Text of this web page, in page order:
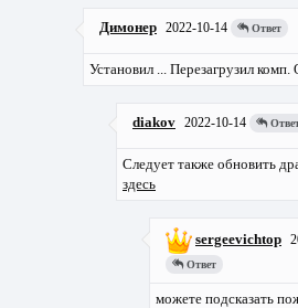
Димонер 2022-10-14 Ответ
Установил ... Перезагрузил комп.
diakov 2022-10-14
Следует также обновить
здесь
sergeevichtop
Ответ
можете подсказать